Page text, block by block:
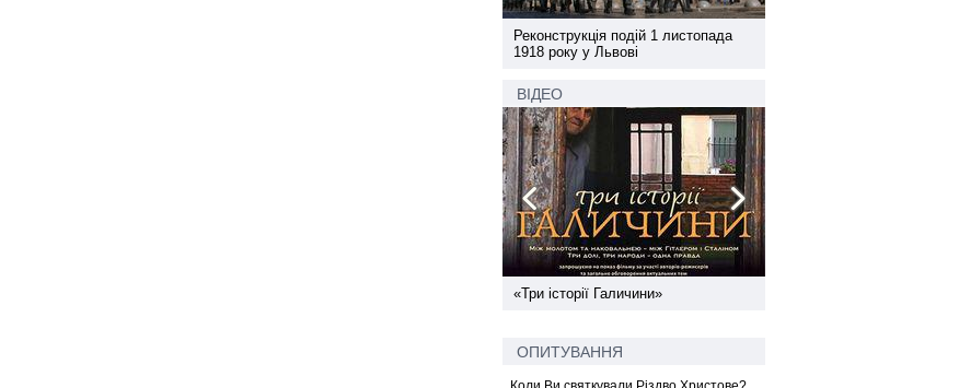
Реконструкція подій 1 листопада
1918 року у Львові
ВІДЕО
«Три історії Галичини»
ОПИТУВАННЯ